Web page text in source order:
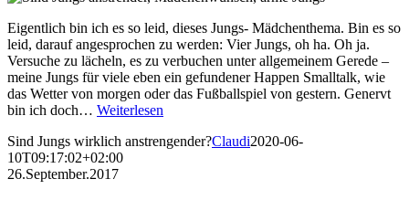
Eigentlich bin ich es so leid, dieses Jungs- Mädchenthema. Bin es so
leid, darauf angesprochen zu werden: Vier Jungs, oh ha. Oh ja.
Versuche zu lächeln, es zu verbuchen unter allgemeinem Gerede –
meine Jungs für viele eben ein gefundener Happen Smalltalk, wie
das Wetter von morgen oder das Fußballspiel von gestern. Genervt
bin ich doch… Weiterlesen
Sind Jungs wirklich anstrengender?Claudi2020-06-
10T09:17:02+02:00
26.September.2017